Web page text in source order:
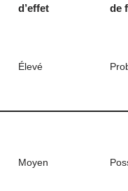
d’effet
de
Élevé
Moyen